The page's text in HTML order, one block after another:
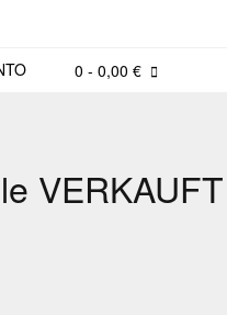
0 - 0,00 €
VERKAUFT